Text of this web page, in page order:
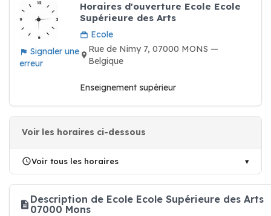
Signaler une
erreur
Horaires d'ouverture Ecole Ecole
Supérieure des Arts
Ecole
Rue de Nimy 7, 07000 MONS —
Belgique
Enseignement supérieur
Voir les horaires ci-dessous
Voir tous les horaires
Description de Ecole Ecole Supérieure des Arts
07000 Mons